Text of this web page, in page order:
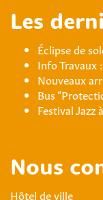
Les
Éclipse de
Info Travaux
Nouveaux
Bus
Festival Jazz
Nous
Hôtel de ville